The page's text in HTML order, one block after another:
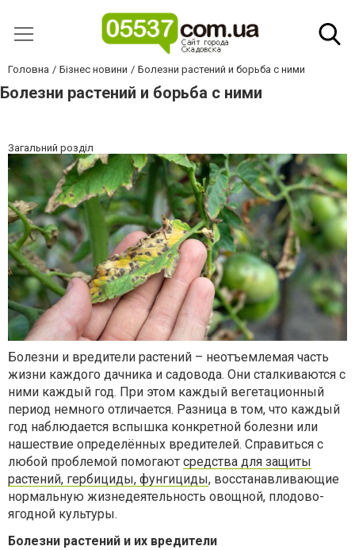
Головна Бізнес новини Болезни растений и борьба с ними
Болезни растений и борьба с ними
Загальний розділ
Болезни и вредители растений – неотъемлемая часть
жизни каждого дачника и садовода. Они сталкиваются с
ними каждый год. При этом каждый вегетационный
период немного отличается. Разница в том, что каждый
год наблюдается вспышка конкретной болезни или
нашествие определённых вредителей. Справиться с
любой проблемой помогают средства для защиты
растений, гербициды, фунгициды, восстанавливающие
нормальную жизнедеятельность овощной, плодово-
ягодной культуры.
Болезни растений и их вредители